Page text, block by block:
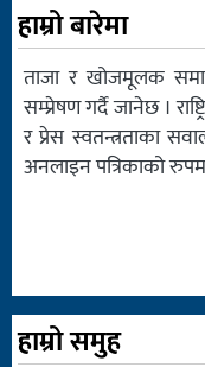
हाम्रो बारेमा
ताजा र खोजमूलक
सम्प्रेषण गर्दै जानेछ ।
र प्रेस स्वतन्त्रताका
अनलाइन पत्रिकाको
हाम्रो समुह